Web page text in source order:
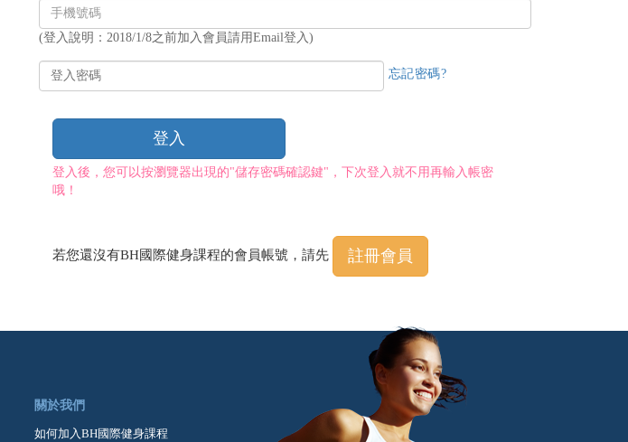
入
帳
號
(登入說明：2018/1/8之前加入會員請用Email登入)
入
忘記密碼?
登入
登入後，您可以按瀏覽器出現的"儲存密碼確認鍵"，下次登入就不用再輸入帳密
哦！
若您還沒有BH國際健身課程的會員帳號，請先 註冊會員
關於我們
如何加入BH國際健身課程